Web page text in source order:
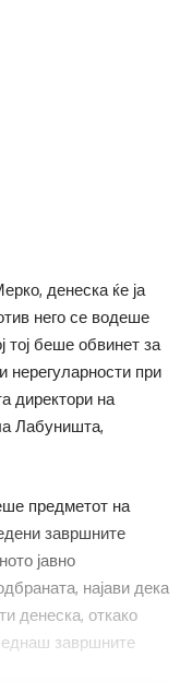
денеска ќе ја
него се водеше
тој беше обвинет за
нерегуларности при
директори на
Лабуништа,
предметот на
завршните
јавно
најави дека
денеска, откако
завршните